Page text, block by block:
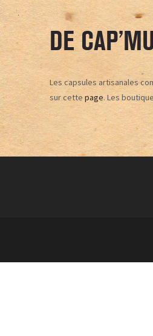
DE
Les capsules artisanales
sur cette page. Les